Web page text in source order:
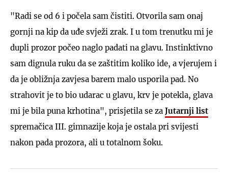
"Radi se od 6 i počela sam čistiti. Otvorila sam onaj
gornji na kip da uđe svježi zrak. I u tom trenutku mi je
dupli prozor počeo naglo padati na glavu. Instinktivno
sam dignula ruku da se zaštitim koliko ide, a vjerujem i
da je obližnja zavjesa barem malo usporila pad. No
strahovit je to bio udarac u glavu, krv je potekla, glava
mi je bila puna krhotina", prisjetila se za Jutarnji list
spremačica III. gimnazije koja je ostala pri svijesti
nakon pada prozora, ali u totalnom šoku.